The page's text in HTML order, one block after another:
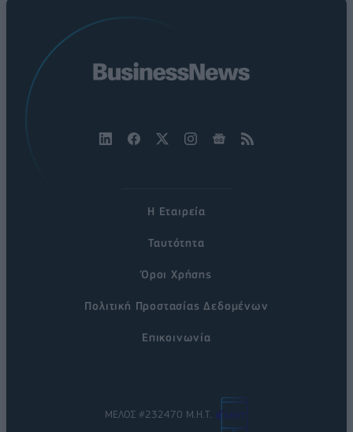
Η Εταιρεία
Ταυτότητα
Όροι Χρήσης
Πολιτική Προστασίας Δεδομένων
Επικοινωνία
ΜΕΛΟΣ #232470 Μ.Η.Τ.